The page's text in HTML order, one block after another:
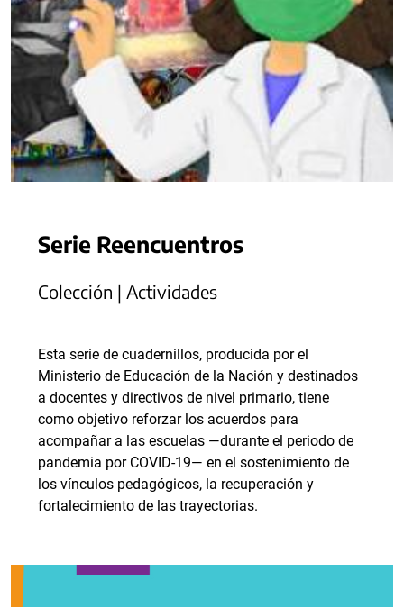
Serie Reencuentros
Colección | Actividades
Esta serie de cuadernillos, producida por el
Ministerio de Educación de la Nación y destinados
a docentes y directivos de nivel primario, tiene
como objetivo reforzar los acuerdos para
acompañar a las escuelas —durante el periodo de
pandemia por COVID-19— en el sostenimiento de
los vínculos pedagógicos, la recuperación y
fortalecimiento de las trayectorias.